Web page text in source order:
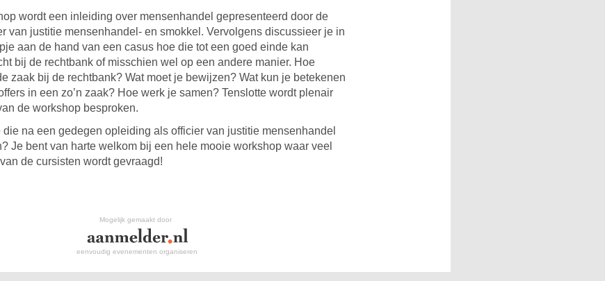
wordt een inleiding over mensenhandel gepresenteerd door de
van justitie mensenhandel- en smokkel. Vervolgens discussieer je in
aan de hand van een casus hoe die tot een goed einde kan
bij de rechtbank of misschien wel op een andere manier. Hoe
zaak bij de rechtbank? Wat moet je bewijzen? Wat kun je betekenen
in een zo’n zaak? Hoe werk je samen? Tenslotte wordt plenair
de workshop besproken.
die na een gedegen opleiding als officier van justitie mensenhandel
Je bent van harte welkom bij een hele mooie workshop waar veel
de cursisten wordt gevraagd!
Mogelijk gemaakt door
eenvoudig evenementen organiseren